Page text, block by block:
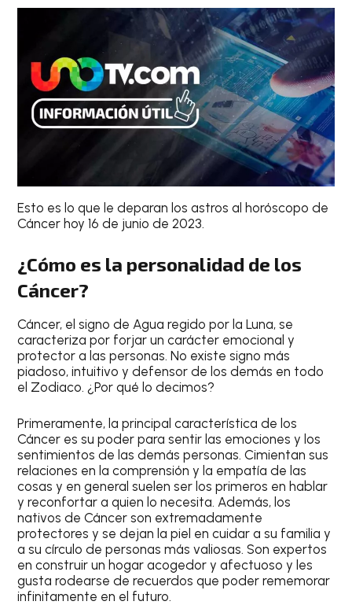
Esto es lo que le deparan los astros alhoróscopo de
Cáncer hoy 16 de junio de 2023.
¿Cómo es la personalidad de los
Cáncer?
Cáncer, el signo de Agua regido por la Luna, se
caracteriza por forjar un carácter emocional y
protector a las personas. No existe signo más
piadoso, intuitivo y defensor de los demás en todo
el Zodiaco. ¿Por qué lo decimos?
Primeramente, la principal característica de los
Cáncer es su poder para sentir las emociones y los
sentimientos de las demás personas. Cimientan sus
relaciones en la comprensión y la empatía de las
cosas y en general suelen ser los primeros en hablar
y reconfortar a quien lo necesita. Además, los
nativos deCáncer son extremadamente
protectores y se dejan la piel en cuidar a su familia y
a su círculo de personas más valiosas. Son expertos
en construir un hogar acogedor y afectuoso y les
gusta rodearse de recuerdos que poder rememorar
infinitamente en el futuro.